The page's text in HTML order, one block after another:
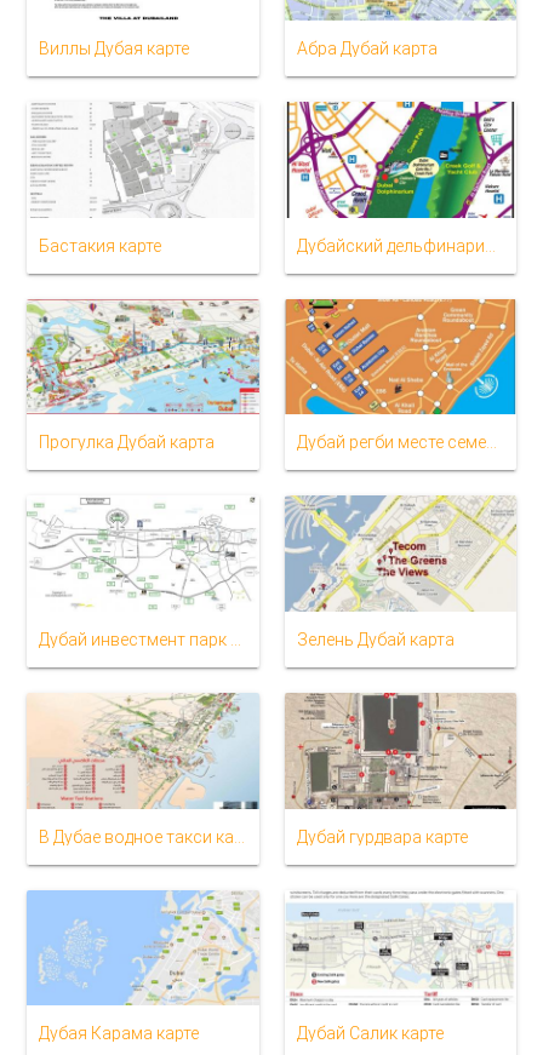
Виллы Дубая карте Абра Дубай карта
Бастакия карте
Прогулка Дубай карта Дубай регби месте семерки карте
Зелень Дубай карта
Дубай гурдвара карте
Дубая Карама карте Дубай Салик карте